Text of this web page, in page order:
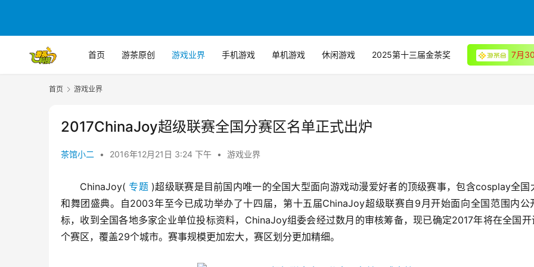
首页 游茶原创 游戏业界 手机游戏 单机游戏 休闲游戏 2025第十三届金茶奖 7月
首页 游戏业界
2017ChinaJoy超级联赛全国分赛区名单正式出炉
茶馆小二 • 2016年12月21日 3:24 下午 • 游戏业界
ChinaJoy( 专题 )超级联赛是目前国内唯一的全国大型面向游戏动漫爱好者的顶级赛事，包含cosplay全国
和舞团盛典。自2003年至今已成功举办了十四届，第十五届ChinaJoy超级联赛自9月开始面向全国范围内公
标，收到全国各地多家企业单位投标资料，ChinaJoy组委会经过数月的审核筹备，现已确定2017年将在全国开
个赛区，覆盖29个城市。赛事规模更加宏大，赛区划分更加精细。